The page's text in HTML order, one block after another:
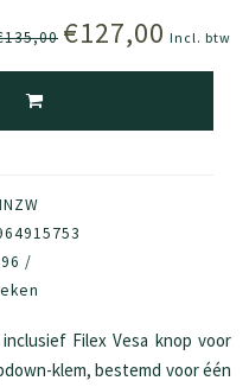
€127,00 Incl. btw
/
Filex Vesa knop voor
klem, bestemd voor één